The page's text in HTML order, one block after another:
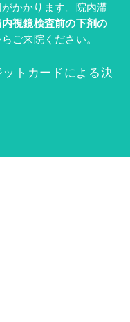
かかります。院内滞
視鏡検査前の下剤の
ご来院ください。
トカードによる決